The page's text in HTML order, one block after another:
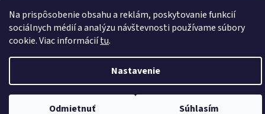
Na prispôsobenie obsahu a reklám, poskytovanie funkcií
sociálnych médií a analýzu návštevnosti používame súbory
cookie. Viac informáciítu.
Nastavenie
Odmietnuť Súhlasím
Vytvoril Shoptet
Copyright 2026V-mall. Všetky práva vyhradené.Upraviť nastavenie
cookies